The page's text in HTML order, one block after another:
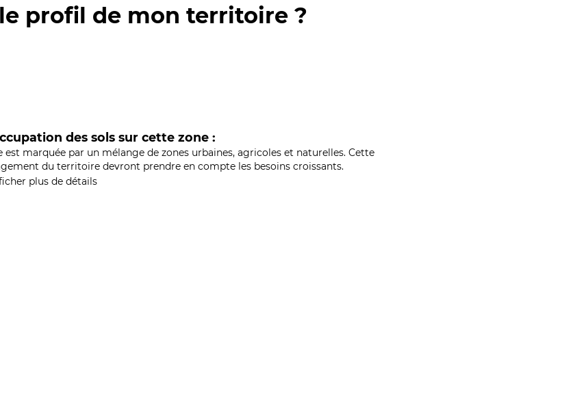
profil de mon territoire ?
des sols sur cette zone :
marquée par un mélange de zones urbaines, agricoles et naturelles. Cette
du territoire devront prendre en compte les besoins croissants.
plus de détails